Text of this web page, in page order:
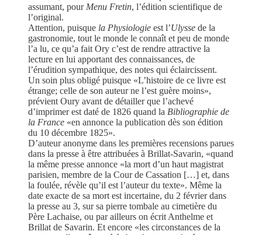
assumant, pour Menu Fretin, l’édition scientifique de
l’original.
Attention, puisque la Physiologie est l’Ulysse de la
gastronomie, tout le monde le connaît et peu de monde
l’a lu, ce qu’a fait Ory c’est de rendre attractive la
lecture en lui apportant des connaissances, de
l’érudition sympathique, des notes qui éclaircissent.
Un soin plus obligé puisque «L’histoire de ce livre est
étrange; celle de son auteur ne l’est guère moins»,
prévient Oury avant de détailler que l’achevé
d’imprimer est daté de 1826 quand la Bibliographie de
la France «en annonce la publication dès son édition
du 10 décembre 1825».
D’auteur anonyme dans les premières recensions parues
dans la presse à être attribuées à Brillat-Savarin, «quand
la même presse annonce «la mort d’un haut magistrat
parisien, membre de la Cour de Cassation […] et, dans
la foulée, révèle qu’il est l’auteur du texte». Même la
date exacte de sa mort est incertaine, du 2 février dans
la presse au 3, sur sa pierre tombale au cimetière du
Père Lachaise, ou par ailleurs on écrit Anthelme et
Brillat de Savarin. Et encore «les circonstances de la